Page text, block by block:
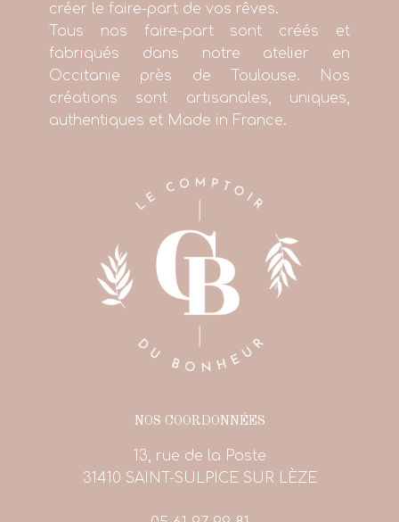
créer le faire-part de vos rêves.
Tous nos faire-part sont créés et
fabriqués dans notre atelier en
Occitanie près de Toulouse. Nos
créations sont artisanales, uniques,
authentiques et Made in France.
NOS COORDONNÉES
13, rue de la Poste
31410 SAINT-SULPICE SUR LÈZE